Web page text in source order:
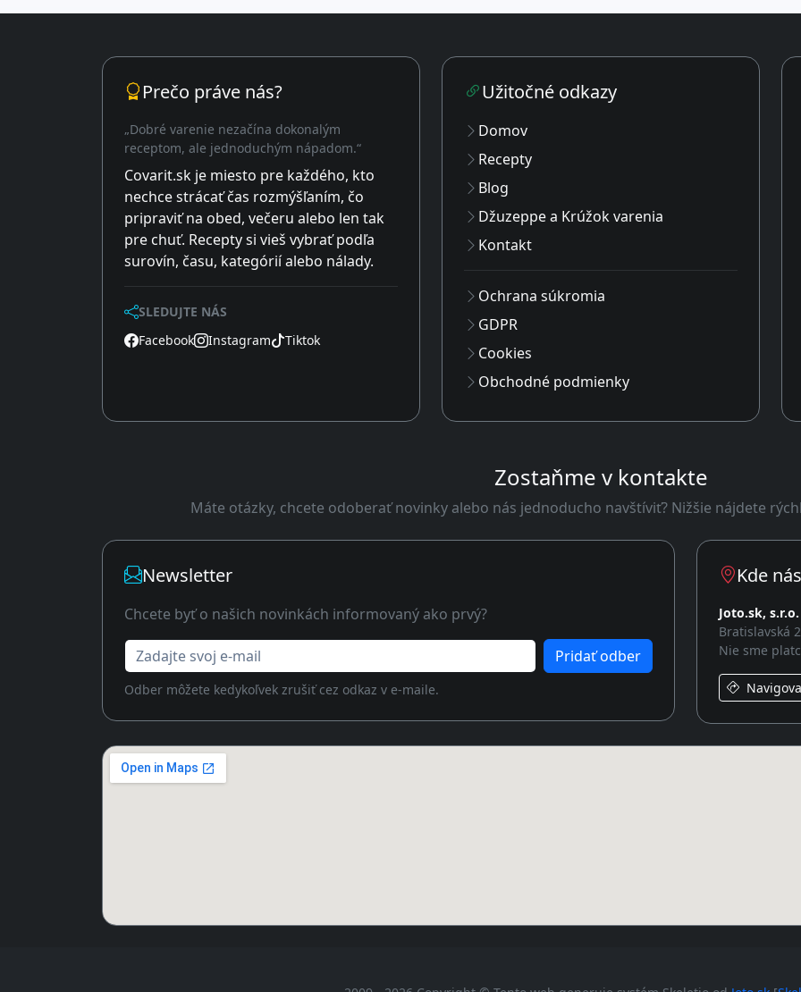
Prečo práve nás?
„Dobré varenie nezačína dokonalým
receptom, ale jednoduchým nápadom.“
Covarit.sk je miesto pre každého, kto
nechce strácať čas rozmýšľaním, čo
pripraviť na obed, večeru alebo len tak
pre chuť. Recepty si vieš vybrať podľa
surovín, času, kategórií alebo nálady.
SLEDUJTE NÁS
Facebook
Instagram Tiktok
Užitočné odkazy
Domov
Recepty
Blog
Džuzeppe a Krúžok varenia
Kontakt
Ochrana súkromia
GDPR
Cookies
Obchodné podmienky
Zostaňme v kontakte
Máte otázky, chcete odoberať novinky alebo nás jednoducho navštíviť? Nižšie nájdete
Newsletter
Chcete byť o našich novinkách informovaný ako prvý?
Zadajte svoj e-mail
Pridať odber
Odber môžete kedykoľvek zrušiť cez odkaz v e-maile.
Kde
Joto.sk, s.r.o.
Bratislavská
Nie sme